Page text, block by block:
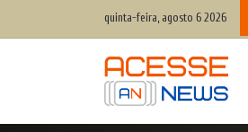
quinta-feira, agosto 6 2026